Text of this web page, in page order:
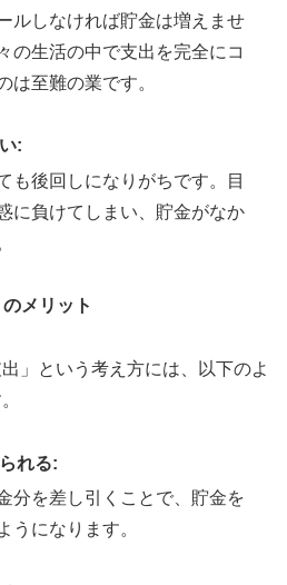
ルしなければ貯金は増えませ
の生活の中で支出を完全にコ
は至難の業です。
:
も後回しになりがちです。目
に負けてしまい、貯金がなか
メリット
」という考え方には、以下のよ
れる:
分を差し引くことで、貯金を
うになります。